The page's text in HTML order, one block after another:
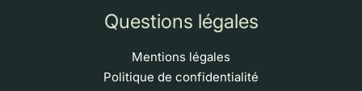
Questions légales
Mentions légales
Politique de confidentialité